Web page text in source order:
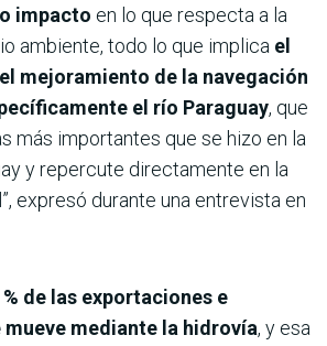
impacto en lo que respecta a la
ambiente, todo lo que implica el
mejoramiento de la navegación
el río Paraguay, que
más importantes que se hizo en la
y repercute directamente en la
expresó durante una entrevista en
% de las exportaciones e
mediante la hidrovía, y esa